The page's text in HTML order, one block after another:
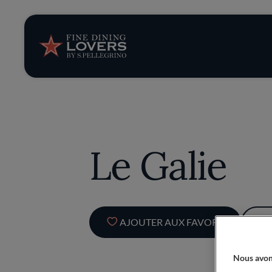
News et
Recettes
Séries
Le Galie
AJOUTER AUX FAVORIS
Nous